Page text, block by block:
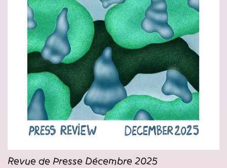
Revue de Presse Décembre 2025